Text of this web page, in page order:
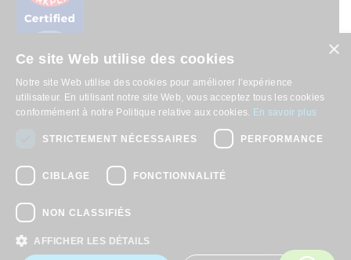
© 2026, APWireless Investments ULC
Politique de confidentialité
Conditions d'Utililisation
Find us on:
×
Ce site Web utilise des cookies
Notre site Web utilise des cookies pour améliorer l'expérience
utilisateur. En utilisant notre site Web, vous acceptez tous les cookies
conformément à notre Politique relative aux cookies. En savoir plus
STRICTEMENT NÉCESSAIRES PERFORMANCE
CIBLAGE FONCTIONNALITÉ
NON CLASSIFIÉS
AFFICHER LES DÉTAILS